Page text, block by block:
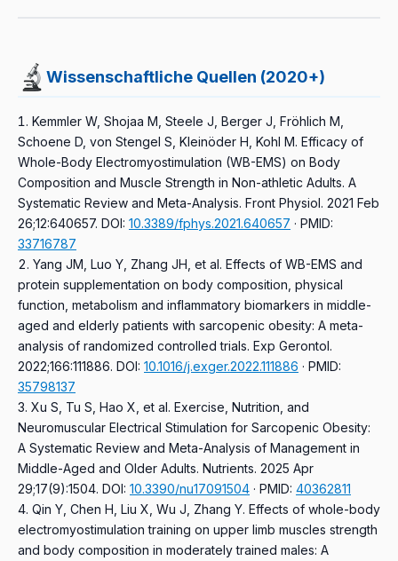
Wissenschaftliche Quellen (2020+)
Kemmler W, Shojaa M, Steele J, Berger J, Fröhlich M,
Schoene D, von Stengel S, Kleinöder H, Kohl M. Efficacy of
Whole-Body Electromyostimulation (WB-EMS) on Body
Composition and Muscle Strength in Non-athletic Adults. A
Systematic Review and Meta-Analysis. Front Physiol. 2021 Feb
26;12:640657. DOI: 10.3389/fphys.2021.640657 · PMID:
33716787
Yang JM, Luo Y, Zhang JH, et al. Effects of WB-EMS and
protein supplementation on body composition, physical
function, metabolism and inflammatory biomarkers in middle-
aged and elderly patients with sarcopenic obesity: A meta-
analysis of randomized controlled trials. Exp Gerontol.
2022;166:111886. DOI: 10.1016/j.exger.2022.111886 · PMID:
35798137
Xu S, Tu S, Hao X, et al. Exercise, Nutrition, and
Neuromuscular Electrical Stimulation for Sarcopenic Obesity:
A Systematic Review and Meta-Analysis of Management in
Middle-Aged and Older Adults. Nutrients. 2025 Apr
29;17(9):1504. DOI: 10.3390/nu17091504 · PMID: 40362811
Qin Y, Chen H, Liu X, Wu J, Zhang Y. Effects of whole-body
electromyostimulation training on upper limb muscles strength
and body composition in moderately trained males: A